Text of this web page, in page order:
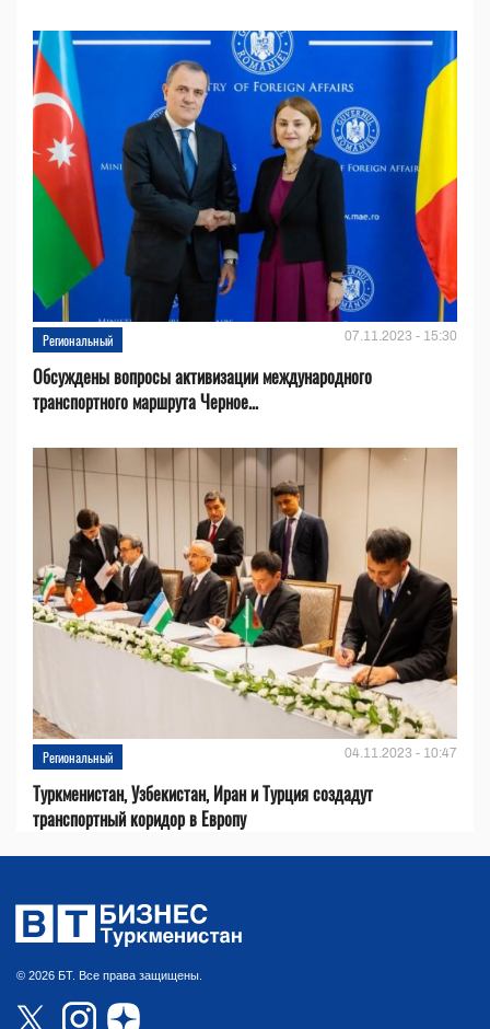
Региональный 07.11.2023 - 15:30
Обсуждены вопросы активизации международного
транспортного маршрута Черное...
Региональный 04.11.2023 - 10:47
Туркменистан, Узбекистан, Иран и Турция создадут
транспортный коридор в Европу
© 2026 БТ. Все права защищены.